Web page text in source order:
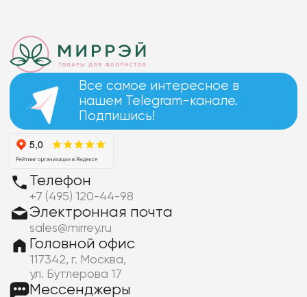
Все самое интересное в
нашем Telegram-канале.
Подпишись!
Телефон
+7 (495) 120-44-98
Электронная почта
sales@mirrey.ru
Головной офис
117342, г. Москва,
ул. Бутлерова 17
Мессенджеры